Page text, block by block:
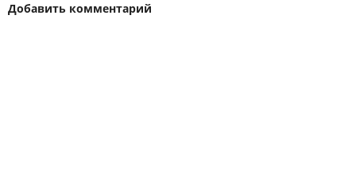
Добавить комментарий